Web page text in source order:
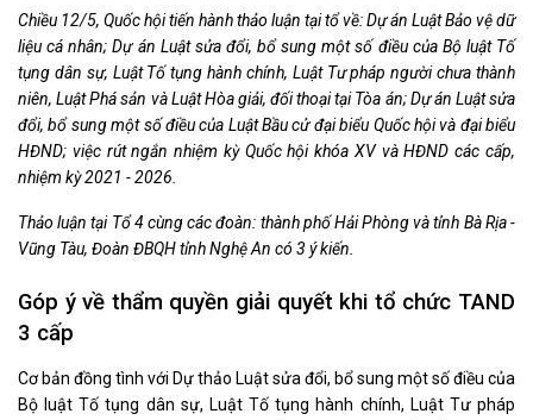
Chiều 12/5, Quốc hội tiến hành thảo luận tại tổ về: Dự án Luật Bảo vệ dữ
liệu cá nhân; Dự án Luật sửa đổi, bổ sung một số điều của Bộ luật Tố
tụng dân sự, Luật Tố tụng hành chính, Luật Tư pháp người chưa thành
niên, Luật Phá sản và Luật Hòa giải, đối thoại tại Tòa án; Dự án Luật sửa
đổi, bổ sung một số điều của Luật Bầu cử đại biểu Quốc hội và đại biểu
HĐND; việc rút ngắn nhiệm kỳ Quốc hội khóa XV và HĐND các cấp,
nhiệm kỳ 2021 - 2026.
Thảo luận tại Tổ 4 cùng các đoàn: thành phố Hải Phòng và tỉnh Bà Rịa -
Vũng Tàu, Đoàn ĐBQH tỉnh Nghệ An có 3 ý kiến.
Góp ý về thẩm quyền giải quyết khi tổ chức TAND
3 cấp
Cơ bản đồng tình với Dự thảo Luật sửa đổi, bổ sung một số điều của
Bộ luật Tố tụng dân sự, Luật Tố tụng hành chính, Luật Tư pháp